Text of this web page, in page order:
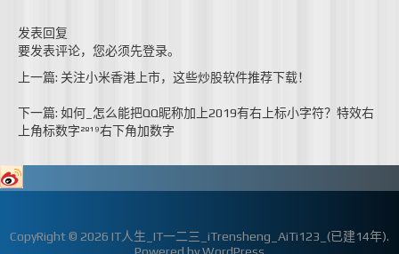
发表回复
要发表评论，您必须先登录。
上一篇: 关注小米香港上市，这些炒股软件推荐下载！
下一篇: 如何_怎么能把QQ昵称加上2019有右上标小字符？特效右
上角标数字²º¹⁹右下角加数字
CopyRight © 2026 IT人生_IT一二三_iTrensheng_AiTi123_(已建14年).